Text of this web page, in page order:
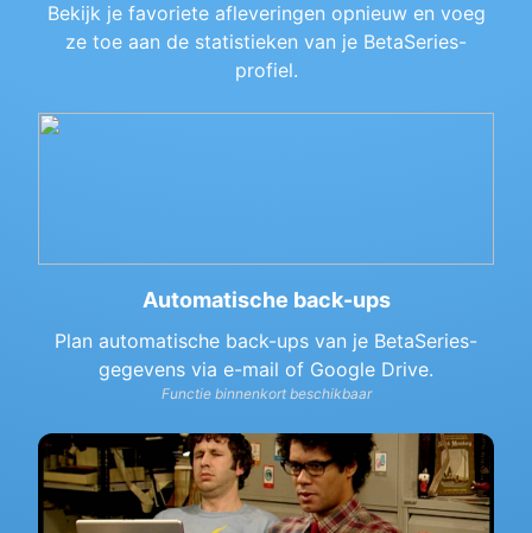
Bekijk je favoriete afleveringen opnieuw en voeg
ze toe aan de statistieken van je BetaSeries-
profiel.
Automatische back-ups
Plan automatische back-ups van je BetaSeries-
gegevens via e-mail of Google Drive.
Functie binnenkort beschikbaar